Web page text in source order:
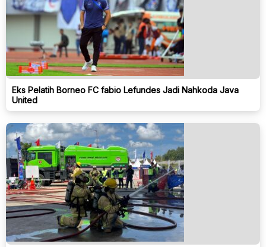
Eks Pelatih Borneo FC fabio Lefundes Jadi Nahkoda Java
United